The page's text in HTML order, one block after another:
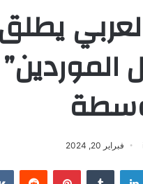
أرسل
إلكترونيا
فبراير 20, 2024
لينكدإن بينتيريست